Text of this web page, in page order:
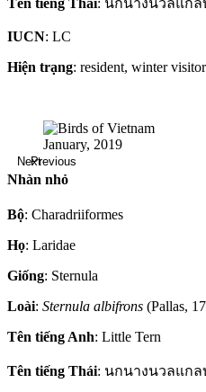
Tên tiếng Thái: นกนางนวลแกล
IUCN: LC
Hiện trạng: resident, winter
January, 2019
Nhàn nhỏ
Bộ: Charadriiformes
Họ: Laridae
Giống: Sternula
Loài: Sternula albifrons (Pallas,
Tên tiếng Anh: Little Tern
Tên tiếng Thái: นกนางนวลแกล
Previous
Next